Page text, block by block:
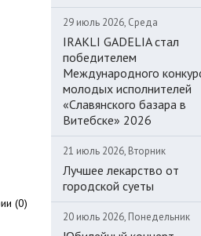
(0)
29 июль 2026, Среда
IRAKLI GADELIA стал
победителем
Международного
молодых исполнителей
«Славянского базара в
Витебске» 2026
21 июль 2026, Вторник
Лучшее лекарство от
городской суеты
20 июль 2026, Понедельник